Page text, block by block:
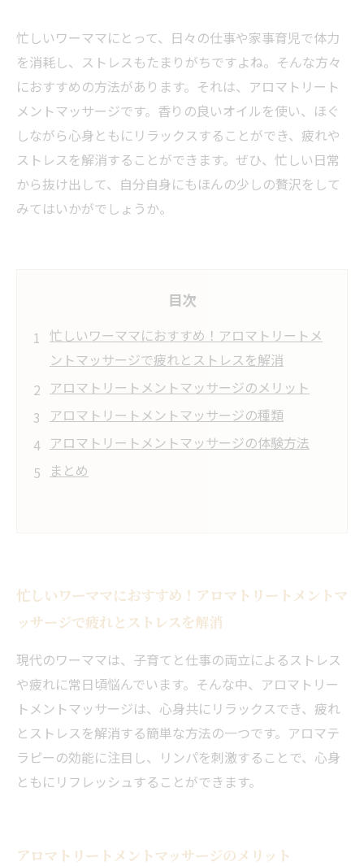
忙しいワーママにとって、日々の仕事や家事育児で体力
を消耗し、ストレスもたまりがちですよね。そんな方々
におすすめの方法があります。それは、アロマトリート
メントマッサージです。香りの良いオイルを使い、ほぐ
しながら心身ともにリラックスすることができ、疲れや
ストレスを解消することができます。ぜひ、忙しい日常
から抜け出して、自分自身にもほんの少しの贅沢をして
みてはいかがでしょうか。
目次
忙しいワーママにおすすめ！アロマトリートメ
ントマッサージで疲れとストレスを解消
アロマトリートメントマッサージのメリット
アロマトリートメントマッサージの種類
アロマトリートメントマッサージの体験方法
まとめ
忙しいワーママにおすすめ！アロマトリートメントマ
ッサージで疲れとストレスを解消
現代のワーママは、子育てと仕事の両立によるストレス
や疲れに常日頃悩んでいます。そんな中、アロマトリー
トメントマッサージは、心身共にリラックスでき、疲れ
とストレスを解消する簡単な方法の一つです。アロマテ
ラピーの効能に注目し、リンパを刺激することで、心身
ともにリフレッシュすることができます。
アロマトリートメントマッサージのメリット